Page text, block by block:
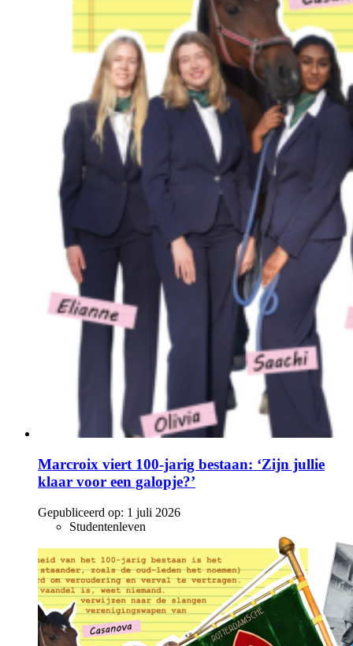
Marcroix viert 100-jarig bestaan: ‘Zijn jullie
klaar voor een galopje?’
Gepubliceerd op: 1 juli 2026
Studentenleven